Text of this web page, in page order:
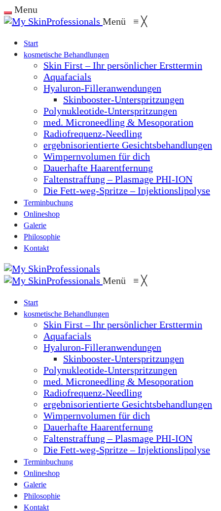
Menu
Menü ≡ ╳
Start
kosmetische Behandlungen
Skin First – Ihr persönlicher Ersttermin
Aquafacials
Hyaluron-Filleranwendungen
Skinbooster-Unterspritzungen
Polynukleotide-Unterspritzungen
med. Microneedling & Mesoporation
Radiofrequenz-Needling
ergebnisorientierte Gesichtsbehandlungen
Wimpernvolumen für dich
Dauerhafte Haarentfernung
Faltenstraffung – Plasmage PHI-ION
Die Fett-weg-Spritze – Injektionslipolyse
Terminbuchung
Onlineshop
Galerie
Philosophie
Kontakt
Menü ≡ ╳
Start
kosmetische Behandlungen
Skin First – Ihr persönlicher Ersttermin
Aquafacials
Hyaluron-Filleranwendungen
Skinbooster-Unterspritzungen
Polynukleotide-Unterspritzungen
med. Microneedling & Mesoporation
Radiofrequenz-Needling
ergebnisorientierte Gesichtsbehandlungen
Wimpernvolumen für dich
Dauerhafte Haarentfernung
Faltenstraffung – Plasmage PHI-ION
Die Fett-weg-Spritze – Injektionslipolyse
Terminbuchung
Onlineshop
Galerie
Philosophie
Kontakt